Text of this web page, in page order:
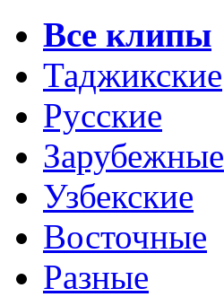
Все клипы
Таджикские
Русские
Зарубежные
Узбекские
Восточные
Разные